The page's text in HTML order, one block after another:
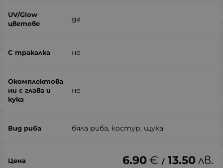
да
не
не
бяла риба, костур, щука
6.90€ / 13.50лв.